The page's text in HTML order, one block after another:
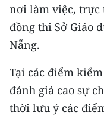
E-Magazine
Video
Media Kinh tế
Media Văn hóa
nơi làm việc, trực
đồng thi Sở Giáo
Nẵng.
Tại các điểm
đánh giá cao sự
thời lưu ý các